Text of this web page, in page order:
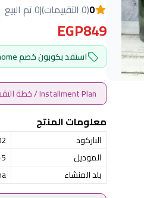
0(0 التقييمات) |0 تم البيع
EGP849
استفد بكوبون خصم myhome
Installment Plan / خطة التقسيط
معلومات المنتج
الباركود
الموديل
بلد المنشاء